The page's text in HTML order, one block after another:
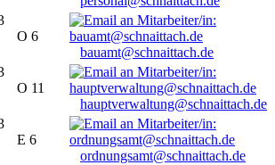
O 6
bauamt@schnaittach.de
O 11
hauptverwaltung@schnaittach.de
E 6
ordnungsamt@schnaittach.de